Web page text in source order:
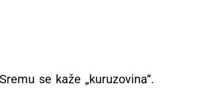
se kaže „kuruzovina“.